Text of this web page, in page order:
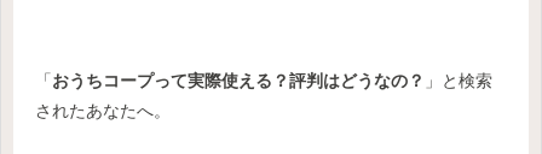
「おうちコープって実際使える？評判はどうなの？ 」と検索
されたあなたへ。